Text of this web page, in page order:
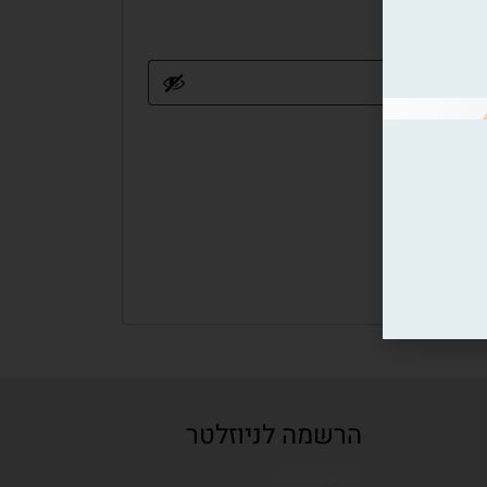
הרשמה לניוזלטר